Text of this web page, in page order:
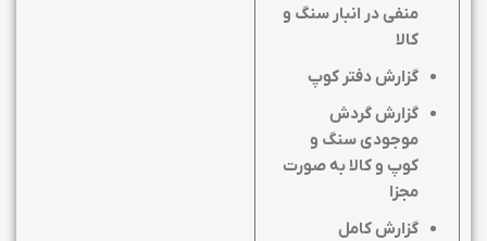
منفی در انبار سنگ و
کالا
گزارش دفتر کوپ
گزارش گردش
موجودی سنگ و
کوپ و کالا به صورت
مجزا
گزارش کامل